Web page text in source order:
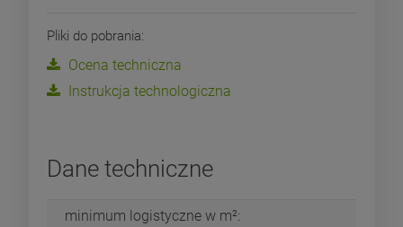
Pliki do pobrania:
Ocena techniczna
Instrukcja technologiczna
Dane techniczne
minimum logistyczne w m²: